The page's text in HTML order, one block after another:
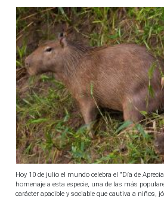
Hoy 10 de julio el mundo celebra el "Día de
homenaje a esta especie, una de las más
carácter apacible y sociable que cautiva a niños,